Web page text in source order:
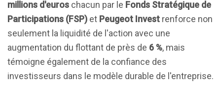
millions d'euros chacun par le Fonds Stratégique de
Participations (FSP) et Peugeot Invest renforce non
seulement la liquidité de l'action avec une
augmentation du flottant de près de 6 %, mais
témoigne également de la confiance des
investisseurs dans le modèle durable de l'entreprise.